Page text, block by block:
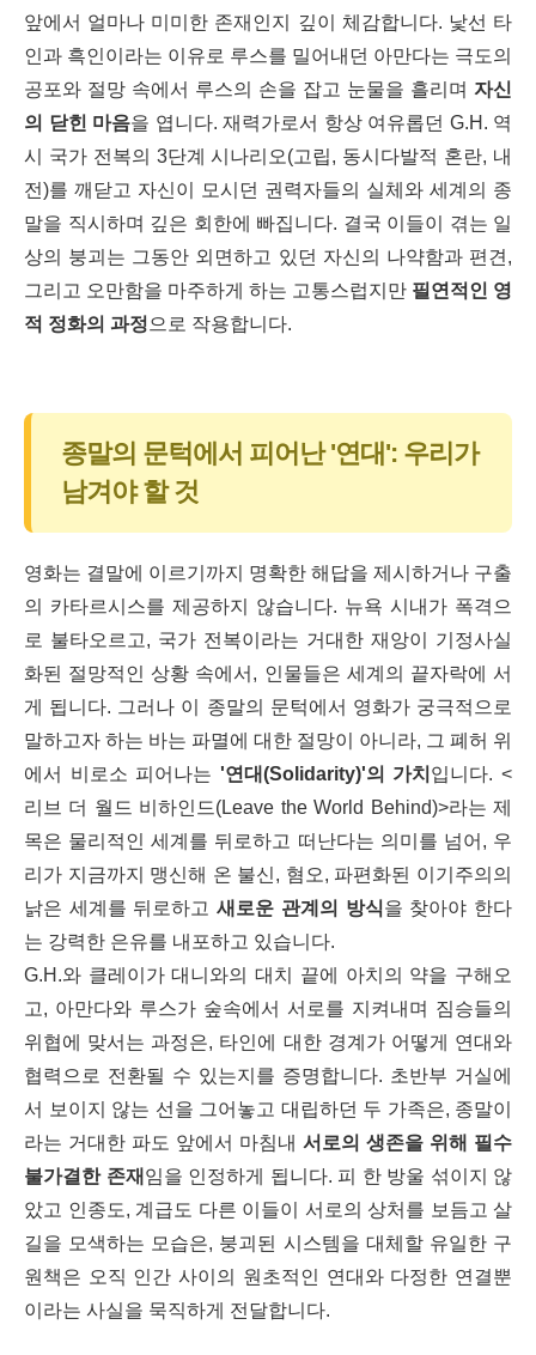
앞에서 얼마나 미미한 존재인지 깊이 체감합니다. 낯선 타
인과 흑인이라는 이유로 루스를 밀어내던 아만다는 극도의
공포와 절망 속에서 루스의 손을 잡고 눈물을 흘리며 자신
의 닫힌 마음을 엽니다. 재력가로서 항상 여유롭던 G.H. 역
시 국가 전복의 3단계 시나리오(고립, 동시다발적 혼란, 내
전)를 깨닫고 자신이 모시던 권력자들의 실체와 세계의 종
말을 직시하며 깊은 회한에 빠집니다. 결국 이들이 겪는 일
상의 붕괴는 그동안 외면하고 있던 자신의 나약함과 편견,
그리고 오만함을 마주하게 하는 고통스럽지만 필연적인 영
적 정화의 과정으로 작용합니다.
종말의 문턱에서 피어난 '연대': 우리가
남겨야 할 것
영화는 결말에 이르기까지 명확한 해답을 제시하거나 구출
의 카타르시스를 제공하지 않습니다. 뉴욕 시내가 폭격으
로 불타오르고, 국가 전복이라는 거대한 재앙이 기정사실
화된 절망적인 상황 속에서, 인물들은 세계의 끝자락에 서
게 됩니다. 그러나 이 종말의 문턱에서 영화가 궁극적으로
말하고자 하는 바는 파멸에 대한 절망이 아니라, 그 폐허 위
에서 비로소 피어나는 '연대(Solidarity)'의 가치 입니다. <
리브 더 월드 비하인드(Leave the World Behind)>라는 제
목은 물리적인 세계를 뒤로하고 떠난다는 의미를 넘어, 우
리가 지금까지 맹신해 온 불신, 혐오, 파편화된 이기주의의
낡은 세계를 뒤로하고새로운 관계의 방식을 찾아야 한다
는 강력한 은유를 내포하고 있습니다.
G.H.와 클레이가 대니와의 대치 끝에 아치의 약을 구해오
고, 아만다와 루스가 숲속에서 서로를 지켜내며 짐승들의
위협에 맞서는 과정은, 타인에 대한 경계가 어떻게 연대와
협력으로 전환될 수 있는지를 증명합니다. 초반부 거실에
서 보이지 않는 선을 그어놓고 대립하던 두 가족은, 종말이
라는 거대한 파도 앞에서 마침내 서로의 생존을 위해 필수
불가결한 존재 임을 인정하게 됩니다. 피 한 방울 섞이지 않
았고 인종도, 계급도 다른 이들이 서로의 상처를 보듬고 살
길을 모색하는 모습은, 붕괴된 시스템을 대체할 유일한 구
원책은 오직 인간 사이의 원초적인 연대와 다정한 연결뿐
이라는 사실을 묵직하게 전달합니다.